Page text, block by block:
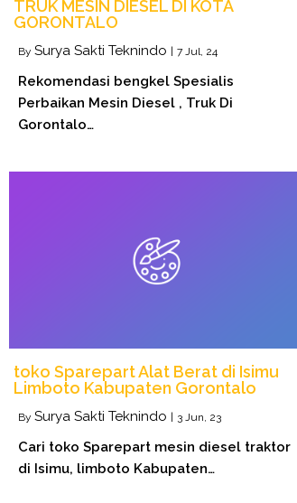
TRUK MESIN DIESEL DI KOTA
GORONTALO
By Surya Sakti Teknindo | 7 Jul, 24
Rekomendasi bengkel Spesialis
Perbaikan Mesin Diesel , Truk Di
Gorontalo…
toko Sparepart Alat Berat di Isimu
Limboto Kabupaten Gorontalo
By Surya Sakti Teknindo 3 Jun, 23
Cari toko Sparepart mesin diesel traktor
di Isimu, limboto Kabupaten…